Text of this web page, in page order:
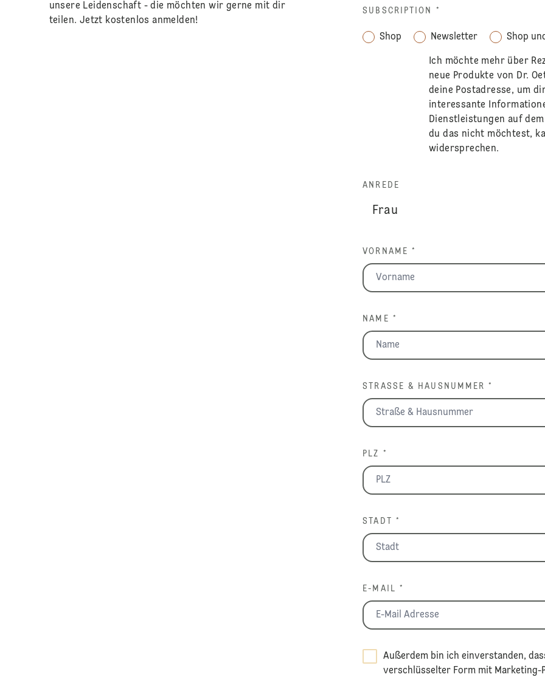
unsere Leidenschaft - die möchten wir gerne mit dir
teilen. Jetzt kostenlos anmelden!
SUBSCRIPTION *
Shop Newsletter Shop
Ich möchte mehr über
neue Produkte von Dr.
deine Postadresse, um
interessante
Dienstleistungen auf
du das nicht möchtest,
widersprechen.
ANREDE
VORNAME *
NAME *
STRASSE & HAUSNUMMER *
PLZ *
STADT *
E-MAIL *
Außerdem bin ich einverstanden,
verschlüsselter Form mit Marketing-